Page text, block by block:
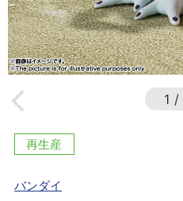
1 /
再生産
バンダイ